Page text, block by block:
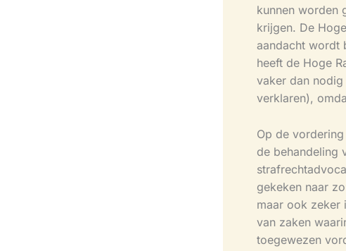
kunnen worden
krijgen. De
aandacht wordt
heeft de Hoge
vaker dan
verklaren),
Op de
de behandeling
gekeken naar
maar ook zeker
van zaken
toegewezen